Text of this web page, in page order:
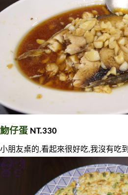
魩仔蛋 NT.330
小朋友桌的,看起來很好吃,我沒有吃到